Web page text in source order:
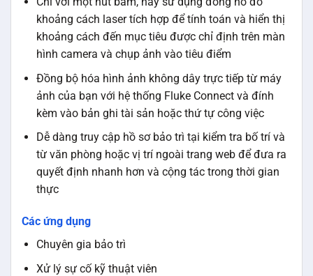
khoảng cách laser tích hợp để tính toán và hiển thị
khoảng cách đến mục tiêu được chỉ định trên màn
hình camera và chụp ảnh vào tiêu điểm
Đồng bộ hóa hình ảnh không dây trực tiếp từ máy
ảnh của bạn với hệ thống Fluke Connect và đính
kèm vào bản ghi tài sản hoặc thứ tự công việc
Dễ dàng truy cập hồ sơ bảo trì tại kiểm tra bố trí và
từ văn phòng hoặc vị trí ngoài trang web để đưa ra
quyết định nhanh hơn và cộng tác trong thời gian
thực
Các ứng dụng
Chuyên gia bảo trì
Xử lý sự cố kỹ thuật viên